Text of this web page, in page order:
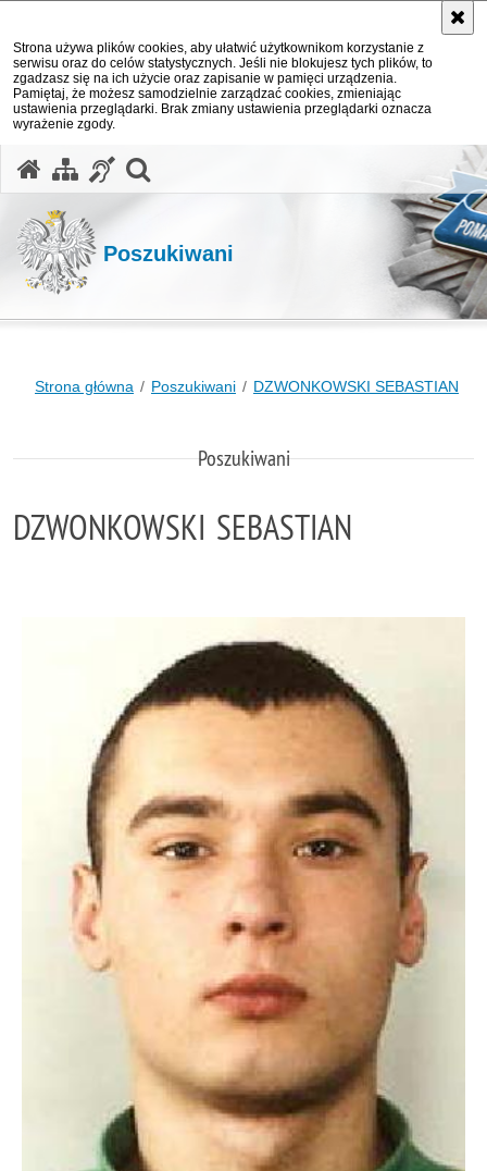
Strona używa plików cookies, aby ułatwić użytkownikom korzystanie z
serwisu oraz do celów statystycznych. Jeśli nie blokujesz tych plików, to
zgadzasz się na ich użycie oraz zapisanie w pamięci urządzenia.
Pamiętaj, że możesz samodzielnie zarządzać cookies, zmieniając
ustawienia przeglądarki. Brak zmiany ustawienia przeglądarki oznacza
wyrażenie zgody.
Poszukiwani
Strona główna Poszukiwani DZWONKOWSKI SEBASTIAN
Poszukiwani
DZWONKOWSKI SEBASTIAN